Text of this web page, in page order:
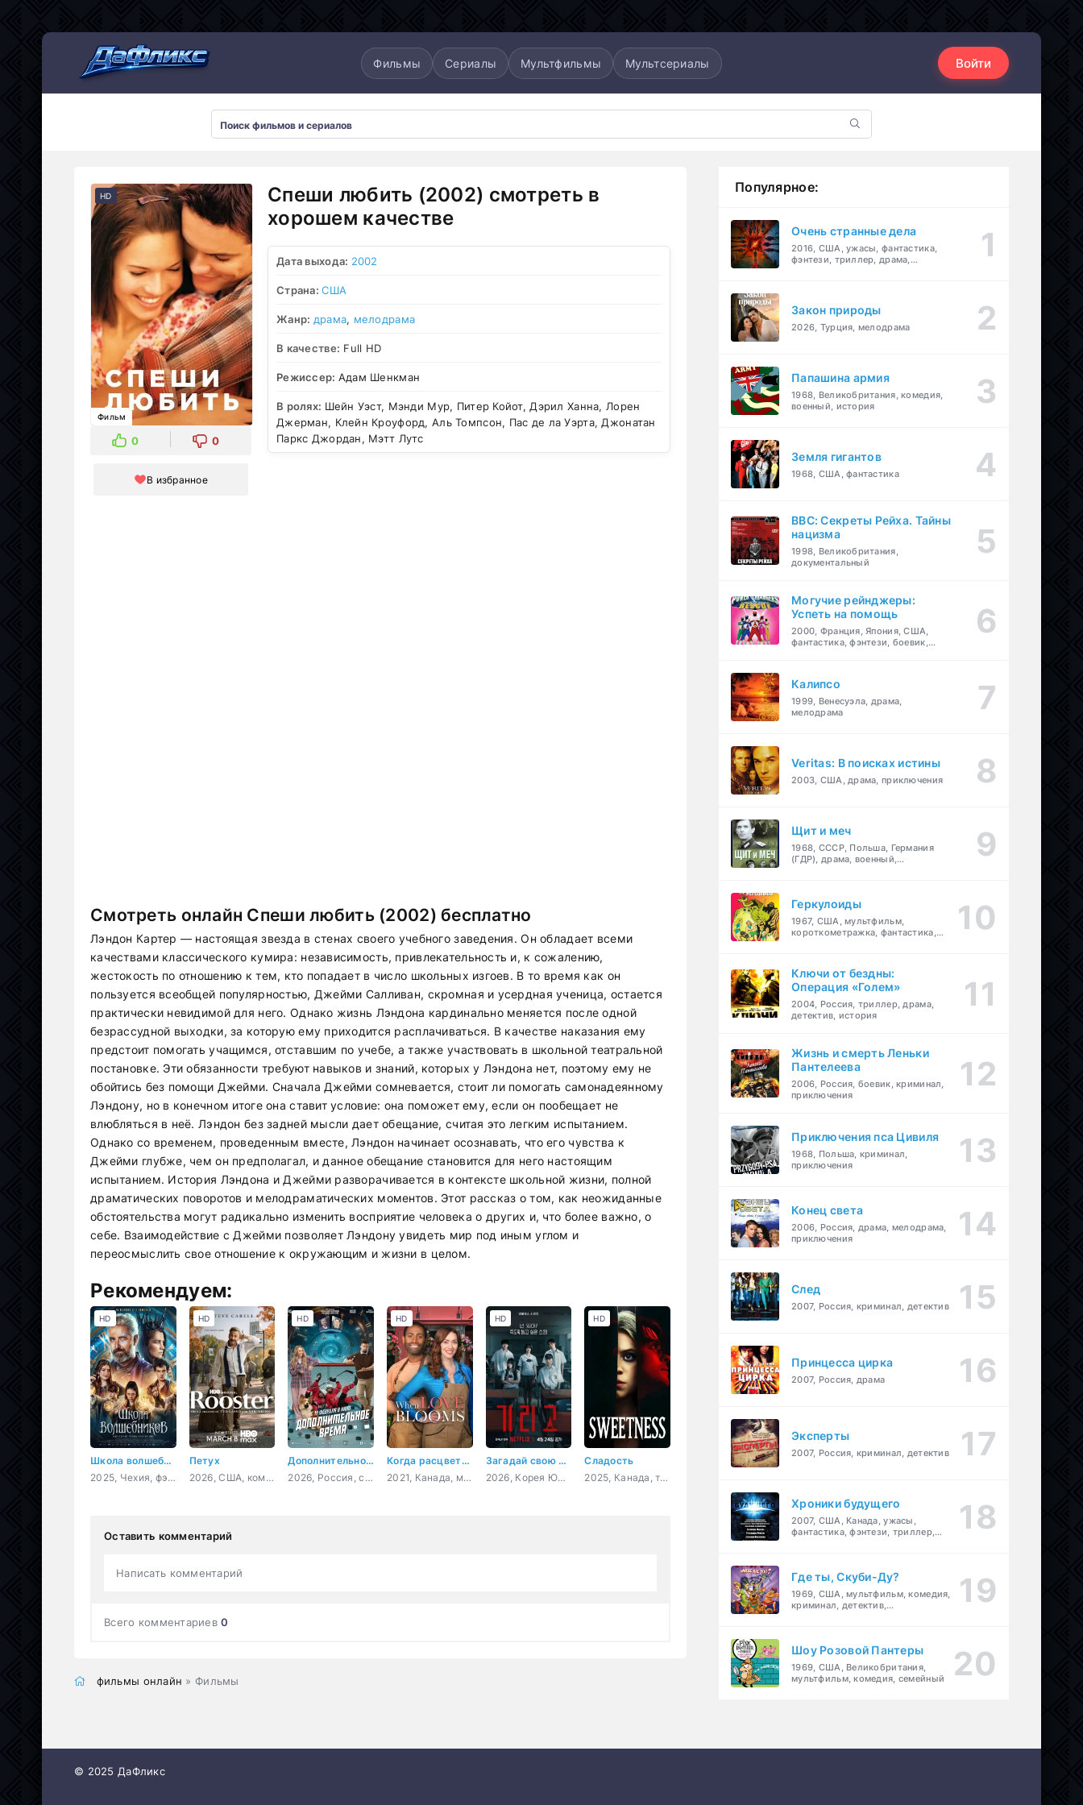
Фильмы Сериалы Мультфильмы Мультсериалы Войти
HD
Фильм
0 0
В избранное
Спеши любить (2002) смотреть в
хорошем качестве
Дата выхода: 2002
Страна:США
Жанр: драма, мелодрама
В качестве: Full HD
Режиссер: Адам Шенкман
В ролях: Шейн Уэст, Мэнди Мур, Питер Койот, Дэрил Ханна, Лорен
Джерман, Клейн Кроуфорд, Аль Томпсон, Пас де ла Уэрта, Джонатан
Паркс Джордан, Мэтт Лутс
Смотреть онлайн Спеши любить (2002) бесплатно
Лэндон Картер — настоящая звезда в стенах своего учебного заведения. Он обладает всеми
качествами классического кумира: независимость, привлекательность и, к сожалению,
жестокость по отношению к тем, кто попадает в число школьных изгоев. В то время как он
пользуется всеобщей популярностью, Джейми Салливан, скромная и усердная ученица, остается
практически невидимой для него. Однако жизнь Лэндона кардинально меняется после одной
безрассудной выходки, за которую ему приходится расплачиваться. В качестве наказания ему
предстоит помогать учащимся, отставшим по учебе, а также участвовать в школьной театральной
постановке. Эти обязанности требуют навыков и знаний, которых у Лэндона нет, поэтому ему не
обойтись без помощи Джейми. Сначала Джейми сомневается, стоит ли помогать самонадеянному
Лэндону, но в конечном итоге она ставит условие: она поможет ему, если он пообещает не
влюбляться в неё. Лэндон без задней мысли дает обещание, считая это легким испытанием.
Однако со временем, проведенным вместе, Лэндон начинает осознавать, что его чувства к
Джейми глубже, чем он предполагал, и данное обещание становится для него настоящим
испытанием. История Лэндона и Джейми разворачивается в контексте школьной жизни, полной
драматических поворотов и мелодраматических моментов. Этот рассказ о том, как неожиданные
обстоятельства могут радикально изменить восприятие человека о других и, что более важно, о
себе. Взаимодействие с Джейми позволяет Лэндону увидеть мир под иным углом и
переосмыслить свое отношение к окружающим и жизни в целом.
Рекомендуем:
Школа волшебников
2025, Чехия, фэнтези, семейный
HD
Петух
2026, США, комедия
HD
Дополнительное время
2026, Россия, семейный, приключения, спорт, фантастика
HD
Когда расцветает любовь
2021, Канада, мелодрама, комедия
HD
Загадай свою смерть
2026, Корея Южная, ужасы
HD
Сладость
2025, Канада, триллер, драма
HD
Оставить комментарий
Написать комментарий
Всего комментариев0
фильмы онлайн » Фильмы
Популярное:
Очень странные дела
2016, США, ужасы, фантастика,
фэнтези, триллер, драма,
Закон природы
2026, Турция, мелодрама
Папашина армия
1968, Великобритания, комедия,
военный, история
Земля гигантов
1968, США, фантастика
BBC: Секреты Рейха. Тайны
нацизма
1998, Великобритания,
документальный
Могучие рейнджеры:
Успеть на помощь
2000, Франция, Япония, США,
фантастика, фэнтези, боевик,
Калипсо
1999, Венесуэла, драма,
мелодрама
Veritas: В поисках истины
2003, США, драма, приключения
Щит и меч
1968, СССР, Польша, Германия
(ГДР), драма, военный,
Геркулоиды
1967, США, мультфильм,
короткометражка, фантастика,
Ключи от бездны:
Операция «Голем»
2004, Россия, триллер, драма,
детектив, история
Жизнь и смерть Леньки
Пантелеева
2006, Россия, боевик, криминал,
приключения
Приключения пса Цивиля
1968, Польша, криминал,
приключения
Конец света
2006, Россия, драма, мелодрама,
приключения
След
2007, Россия, криминал, детектив
Принцесса цирка
2007, Россия, драма
Эксперты
2007, Россия, криминал, детектив
Хроники будущего
2007, США, Канада, ужасы,
фантастика, фэнтези, триллер,
Где ты, Скуби-Ду?
1969, США, мультфильм, комедия,
криминал, детектив,
Шоу Розовой Пантеры
1969, США, Великобритания,
мультфильм, комедия, семейный
© 2025 ДаФликс
Мультсериалы